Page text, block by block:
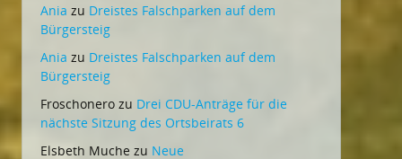
Ania zu Dreistes Falschparken auf dem
Bürgersteig
Ania zu Dreistes Falschparken auf dem
Bürgersteig
Froschonero zu Drei CDU-Anträge für die
nächste Sitzung des Ortsbeirats 6
Elsbeth Muche zu Neue